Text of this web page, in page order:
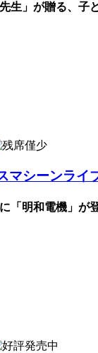
生」が贈る、子
シーンライ
「明和電機」が